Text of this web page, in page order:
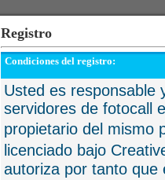
Registro
Condiciones del registro:
Usted es responsable
servidores de fotocall
propietario del mismo
licenciado bajo
autoriza por tanto que